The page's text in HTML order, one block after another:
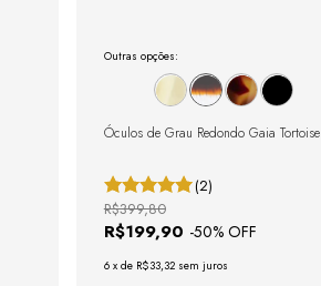
Outras opções:
Óculos de Grau Redondo Gaia Tortoise
(2)
R$199,90 -50% OFF
R$399,80
6 x de R$33,32 sem juros